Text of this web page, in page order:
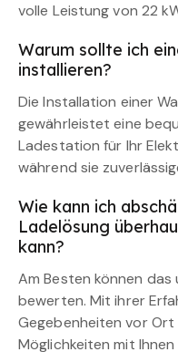
volle Leistung von 22
Warum sollte ich
installieren?
Die Installation einer
gewährleistet eine
Ladestation für Ihr
während sie
Wie kann ich
Ladelösung
kann?
Am Besten können
bewerten. Mit ihrer
Gegebenheiten vor
Möglichkeiten mit